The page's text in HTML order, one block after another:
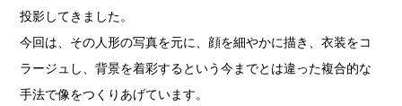
投影してきました。
今回は、その人形の写真を元に、顔を細やかに描き、衣装をコ
ラージュし、背景を着彩するという今までとは違った複合的な
手法で像をつくりあげています。